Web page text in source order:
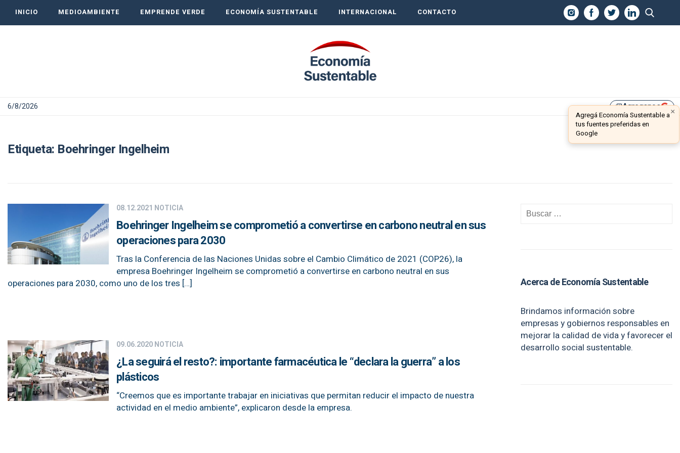
INICIO MEDIOAMBIENTE EMPRENDE VERDE ECONOMÍA SUSTENTABLE INTERNACIONAL CONTACTO
6/8/2026 library_addAgreganos ×
Agregá Economía Sustentable a
tus fuentes preferidas en
Google
Etiqueta: Boehringer Ingelheim
08.12.2021 NOTICIA
Boehringer Ingelheim se comprometió a convertirse en carbono neutral en sus
operaciones para 2030
Tras la Conferencia de las Naciones Unidas sobre el Cambio Climático de 2021 (COP26), la
empresa Boehringer Ingelheim se comprometió a convertirse en carbono neutral en sus
operaciones para 2030, como uno de los tres […]
09.06.2020NOTICIA
¿La seguirá el resto?: importante farmacéutica le “declara la guerra” a los
plásticos
“Creemos que es importante trabajar en iniciativas que permitan reducir el impacto de nuestra
actividad en el medio ambiente”, explicaron desde la empresa.
Acerca de Economía Sustentable
Brindamos información sobre
empresas y gobiernos responsables en
mejorar la calidad de vida y favorecer el
desarrollo social sustentable.